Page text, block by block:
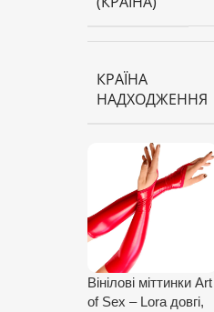
КРАЇНА
НАДХОДЖЕННЯ
Вінілові міттинки Art
of Sex – Lora довгі,